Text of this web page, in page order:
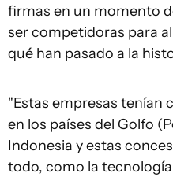
firmas en un momento
ser competidoras para
qué han pasado a la
"Estas empresas tenían
en los países del Golfo
Indonesia y estas
todo, como la